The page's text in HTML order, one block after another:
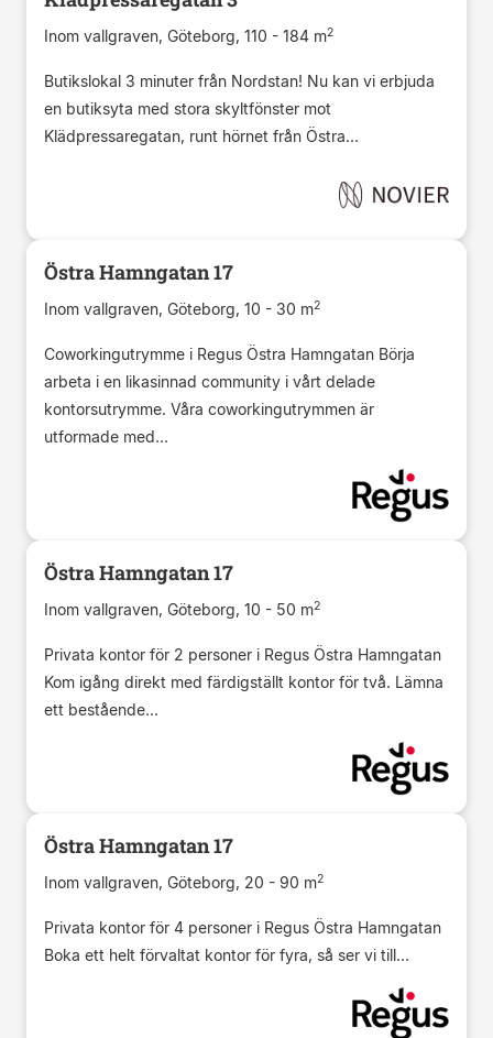
Inom vallgraven, Göteborg, 110 - 184 m2
Butikslokal 3 minuter från Nordstan! Nu kan vi erbjuda
en butiksyta med stora skyltfönster mot
Klädpressaregatan, runt hörnet från Östra...
Östra Hamngatan 17
Inom vallgraven, Göteborg, 10 - 30 m2
Coworkingutrymme i Regus Östra Hamngatan Börja
arbeta i en likasinnad community i vårt delade
kontorsutrymme. Våra coworkingutrymmen är
utformade med...
Östra Hamngatan 17
Inom vallgraven, Göteborg, 10 - 50 m2
Privata kontor för 2 personer i Regus Östra Hamngatan
Kom igång direkt med färdigställt kontor för två. Lämna
ett bestående...
Östra Hamngatan 17
Inom vallgraven, Göteborg, 20 - 90 m2
Privata kontor för 4 personer i Regus Östra Hamngatan
Boka ett helt förvaltat kontor för fyra, så ser vi till...